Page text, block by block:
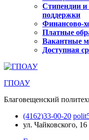
Стипендии
поддержки
Финансово-
Платные
Вакантные
Доступная
ГПОАУ
Благовещенский
(4162)33-00-20
ул. Чайковского, 16